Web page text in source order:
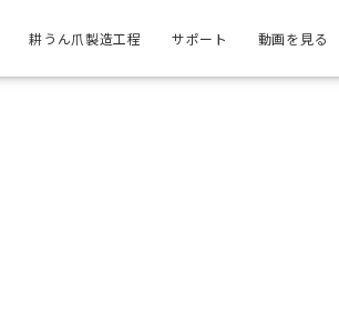
耕うん爪製造工程 サポート 動画を見る